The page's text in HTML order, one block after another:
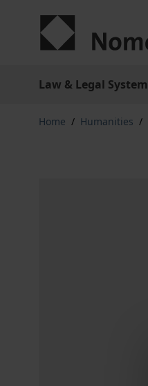
Law & Legal System
Home / Humanities /